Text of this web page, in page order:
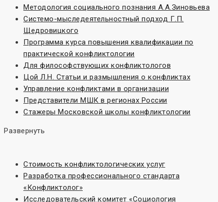
Методология социального познания А.А.Зиновьева
Системо-мыследеятельностный подход Г.П.
Щедровицкого
Программа курса повышения квалификации по
практической конфликтологии
Для философствующих конфликтологов
Цой Л.Н. Статьи и размышления о конфликтах
Управление конфликтами в организации
Представители МШК в регионах России
Стажеры Московской школы конфликтологии
Развернуть
Стоимость конфликтологических услуг
Разработка профессионального стандарта
«Конфликтолог»
Исследовательский комитет «Социoлогия